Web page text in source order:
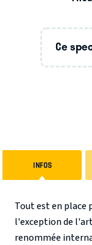
Ce
INFOS
Tout est en place
l'exception de
renommée